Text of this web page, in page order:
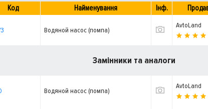
Код Найменування Інф.
Водяной насос (помпа)
AvtoLand
Замінники та аналоги
Водяной насос (помпа)
AvtoLand